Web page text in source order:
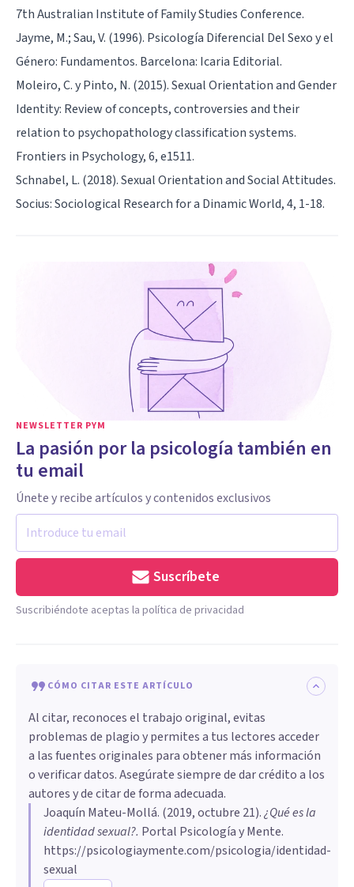
7th Australian Institute of Family Studies Conference.
Jayme, M.; Sau, V. (1996). Psicología Diferencial Del Sexo y el
Género: Fundamentos. Barcelona: Icaria Editorial.
Moleiro, C. y Pinto, N. (2015). Sexual Orientation and Gender
Identity: Review of concepts, controversies and their
relation to psychopathology classification systems.
Frontiers in Psychology, 6, e1511.
Schnabel, L. (2018). Sexual Orientation and Social Attitudes.
Socius: Sociological Research for a Dinamic World, 4, 1-18.
NEWSLETTER PYM
La pasión por la psicología también en
tu email
Únete y recibe artículos y contenidos exclusivos
Suscríbete
Suscribiéndote aceptas la política de privacidad
CÓMO CITAR ESTE ARTÍCULO
Al citar, reconoces el trabajo original, evitas
problemas de plagio y permites a tus lectores acceder
a las fuentes originales para obtener más información
o verificar datos. Asegúrate siempre de dar crédito a los
autores y de citar de forma adecuada.
Joaquín Mateu-Mollá. (2019, octubre 21).¿Qué es la
identidad sexual?. Portal Psicología y Mente.
https://psicologiaymente.com/psicologia/identidad-
sexual